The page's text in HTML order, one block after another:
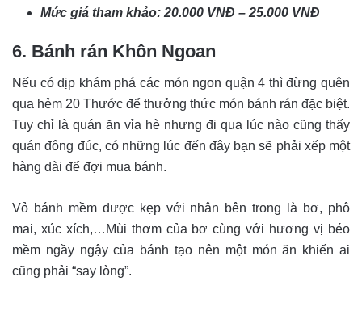
Mức giá tham khảo: 20.000 VNĐ – 25.000 VNĐ
6. Bánh rán Khôn Ngoan
Nếu có dịp khám phá các món ngon quận 4 thì đừng quên
qua hẻm 20 Thước để thưởng thức món bánh rán đặc biệt.
Tuy chỉ là quán ăn vỉa hè nhưng đi qua lúc nào cũng thấy
quán đông đúc, có những lúc đến đây bạn sẽ phải xếp một
hàng dài để đợi mua bánh.
Vỏ bánh mềm được kẹp với nhân bên trong là bơ, phô
mai, xúc xích,…Mùi thơm của bơ cùng với hương vị béo
mềm ngầy ngậy của bánh tạo nên một món ăn khiến ai
cũng phải “say lòng”.